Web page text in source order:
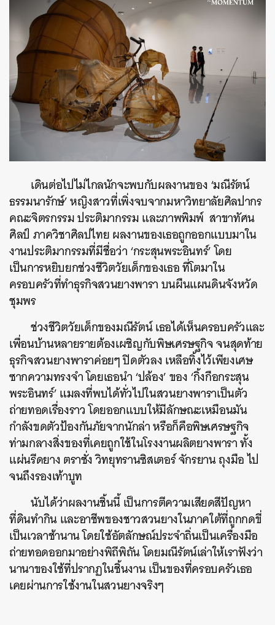
เดินต่อไปไม่ไกลนักจะพบกับผลงานของ ‘มณีรัตน์
ธรรมนารักษ์’ หญิงสาวที่เพิ่งจบจากมหาวิทยาลัยศิลปากร
คณะจิตรกรรม ประติมากรรม และภาพพิมพ์ สาขาทัศน
ศิลป์ ภาควิชาศิลปไทย ผลงานของเธอถูกออกแบบมาใน
งานประติมากรรมที่มีชื่อว่า ‘กระสุนพระอินทร์’ โดย
เป็นการหยิบยกช่วงชีวิตวัยเด็กของเธอ ที่โตมาใน
ครอบครัวที่ทำธุรกิจสวนยางพารา บนผืนแผนดินจังหวัด
ชุมพร
ช่วงชีวิตวัยเด็กของมณีรัตน์ เธอได้เห็นครอบครัวและ
เพื่อนบ้านหลายรายต้องเผชิญกับพิษเศรษฐกิจ จนสุดท้าย
ธุรกิจสวนยางพาราค่อยๆ ปิดตัวลง เหลือทิ้งไว้เพียงเศษ
ซากความทรงจำ โดยเธอนำ ‘ปล้อง’ ของ ‘กิ้งกือกระสุน
พระอินทร์’ แมลงที่พบได้ทั่วไปในสวนยางพาราเป็นตัว
ถ่ายทอดเรื่องราว โดยออกแบบให้มีลักษณะเหมือนมัน
กำลังขดตัวป้องกันภัยจากนักล่า หรือก็คือพิษเศรษฐกิจ
ท่ามกลางสิ่งของที่เคยถูกใช้ในโรงงานผลิตยางพารา ทั้ง
แผ่นรีดยาง ตราชั่ง วิทยุทรานซิสเตอร์ จักรยาน ถุงมือ ไป
จนถึงรองเท้าบูท
นับได้ว่าผลงานชิ้นนี้ เป็นการตีความเสียดสีปัญหา
ที่ดินทำกิน และอาชีพของชาวสวนยางในภาคใต้ที่ถูกกดขี่
เป็นเวลาช้านาน โดยใช้อัตลักษณ์ประจำถิ่นเป็นเครื่องมือ
ถ่ายทอดออกมาอย่างพิถีพิถัน โดยมณีรัตน์เล่าให้เราฟังว่า
นานาของใช้ที่ปรากฏในชิ้นงาน เป็นของที่ครอบครัวเธอ
เคยผ่านการใช้งานในสวนยางจริงๆ